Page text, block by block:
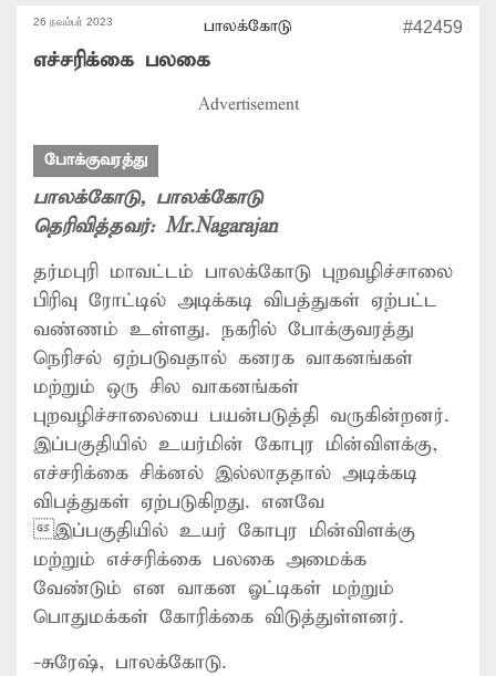
26 நவம்பர் 2023 பாலக்கோடு #42459
எச்சரிக்கை பலகை
Advertisement
போக்குவரத்து
பாலக்கோடு, பாலக்கோடு
தெரிவித்தவர்: Mr.Nagarajan
தர்மபுரி மாவட்டம் பாலக்கோடு புறவழிச்சாலை
பிரிவு ரோட்டில் அடிக்கடி விபத்துகள் ஏற்பட்ட
வண்ணம் உள்ளது. நகரில் போக்குவரத்து
நெரிசல் ஏற்படுவதால் கனரக வாகனங்கள்
மற்றும் ஒரு சில வாகனங்கள்
புறவழிச்சாலையை பயன்படுத்தி வருகின்றனர்.
இப்பகுதியில் உயர்மின் கோபுர மின்விளக்கு,
எச்சரிக்கை சிக்னல் இல்லாததால் அடிக்கடி
விபத்துகள் ஏற்படுகிறது. எனவே
இப்பகுதியில் உயர் கோபுர மின்விளக்கு
மற்றும் எச்சரிக்கை பலகை அமைக்க
வேண்டும் என வாகன ஓட்டிகள் மற்றும்
பொதுமக்கள் கோரிக்கை விடுத்துள்ளனர்.
-சுரேஷ், பாலக்கோடு.